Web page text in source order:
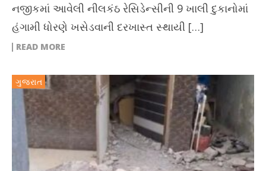
નજીકમાં આવેલી નીલકંઠ રેસિડેન્સીની 9 ખાલી દુકાનોમાં
હંગામી ધોરણે ખસેડવાની દરખાસ્ત સ્થાયી […]
READ MORE
ગુજરાત